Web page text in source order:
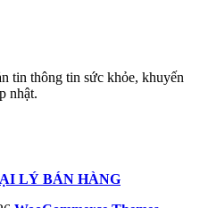
tin thông tin sức khỏe, khuyến
nhật.
LÝ BÁN HÀNG